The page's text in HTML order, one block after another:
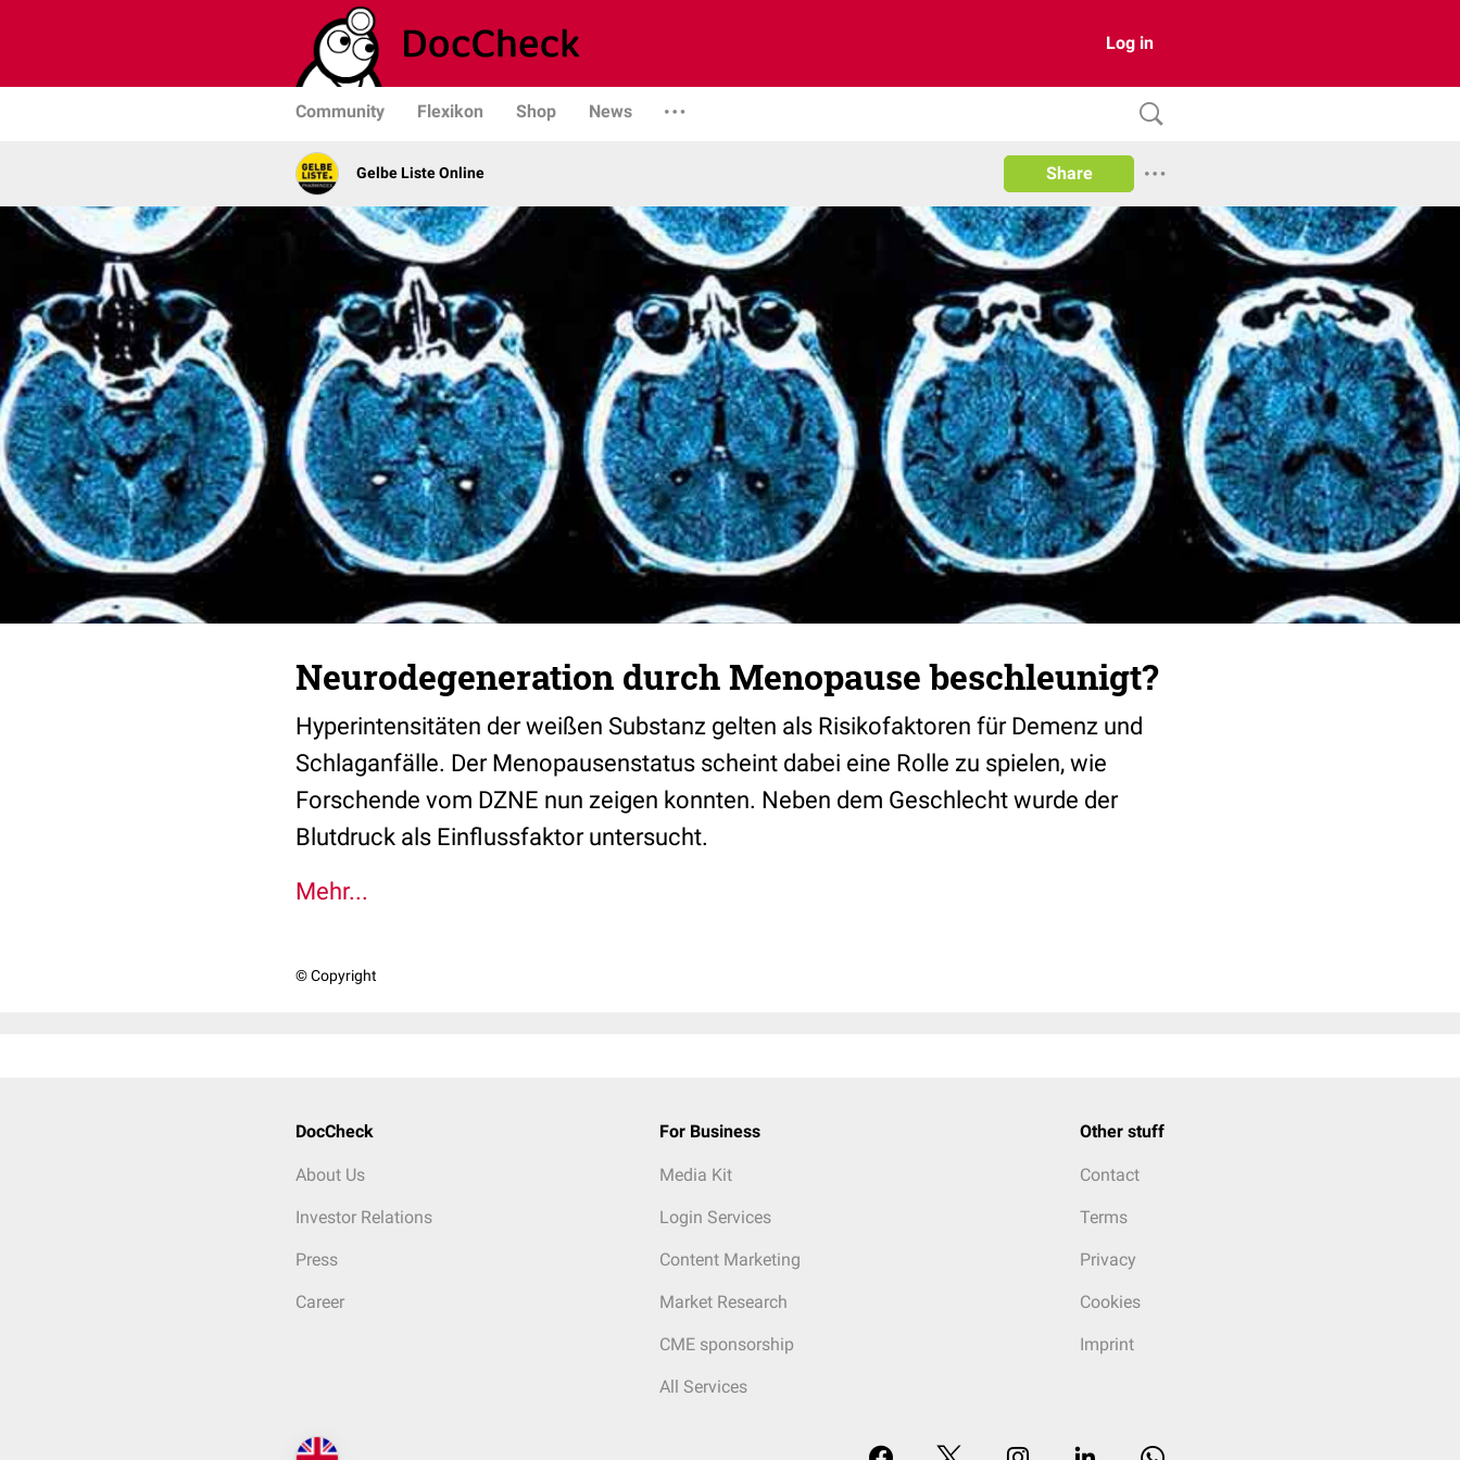
Log in
Community Flexikon Shop News
Gelbe Liste Online Share
Neurodegeneration durch Menopause beschleunigt?
Hyperintensitäten der weißen Substanz gelten als Risikofaktoren für Demenz und
Schlaganfälle. Der Menopausenstatus scheint dabei eine Rolle zu spielen, wie
Forschende vom DZNE nun zeigen konnten. Neben dem Geschlecht wurde der
Blutdruck als Einflussfaktor untersucht.
Mehr...
© Copyright
DocCheck
About Us
Investor Relations
Press
Career
For Business
Media Kit
Login Services
Content Marketing
Market Research
CME sponsorship
All Services
Other stuff
Contact
Terms
Privacy
Cookies
Imprint